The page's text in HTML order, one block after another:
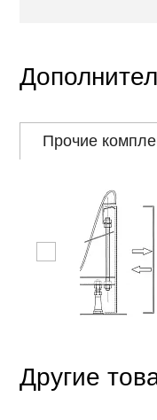
Прочие
Другие